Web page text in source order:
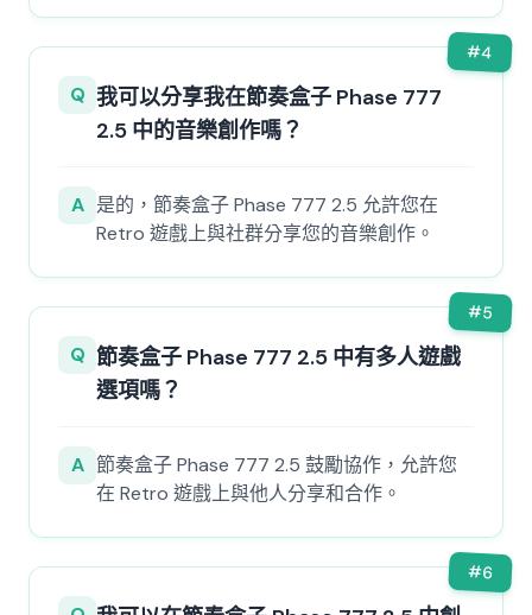
#4
Q 我可以分享我在節奏盒子 Phase 777
2.5 中的音樂創作嗎？
A 是的，節奏盒子 Phase 777 2.5 允許您在
Retro 遊戲上與社群分享您的音樂創作。
#5
Q 節奏盒子 Phase 777 2.5 中有多人遊戲
選項嗎？
A 節奏盒子 Phase 777 2.5 鼓勵協作，允許您
在 Retro 遊戲上與他人分享和合作。
#6